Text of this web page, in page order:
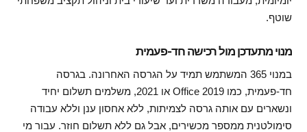
שוטף.
מנוי מתעדכן מול רכישה חד-פעמית
במנוי 365 המשתמש תמיד על הגרסה האחרונה. בגרסה
חד-פעמית, כמו Office 2019 או 2021, משלמים תשלום יחיד
ונשארים עם אותה גרסה לצמיתות, ללא אחסון ענן וללא עבודה
סימולטנית ממספר מכשירים, אבל גם ללא תשלום חוזר. עבור מי